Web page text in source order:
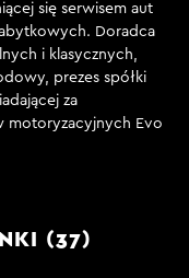
się serwisem aut
Doradca
i klasycznych,
prezes spółki
za
motoryzacyjnych Evo
(37)